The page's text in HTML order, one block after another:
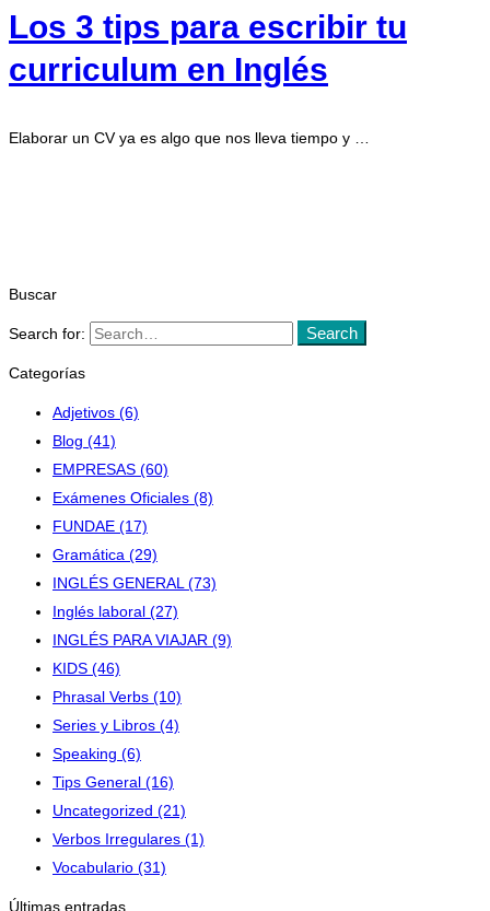
Los 3 tips para escribir tu
curriculum en Inglés
Elaborar un CV ya es algo que nos lleva tiempo y …
Buscar
Search for: Search
Categorías
Adjetivos (6)
Blog (41)
EMPRESAS (60)
Exámenes Oficiales (8)
FUNDAE (17)
Gramática (29)
INGLÉS GENERAL (73)
Inglés laboral (27)
INGLÉS PARA VIAJAR (9)
KIDS (46)
Phrasal Verbs (10)
Series y Libros (4)
Speaking (6)
Tips General (16)
Uncategorized (21)
Verbos Irregulares (1)
Vocabulario (31)
Últimas entradas